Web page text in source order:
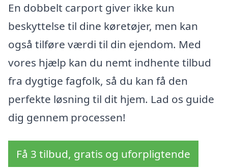
En dobbelt carport giver ikke kun
beskyttelse til dine køretøjer, men kan
også tilføre værdi til din ejendom. Med
vores hjælp kan du nemt indhente tilbud
fra dygtige fagfolk, så du kan få den
perfekte løsning til dit hjem. Lad os guide
dig gennem processen!
Få 3 tilbud, gratis og uforpligtende